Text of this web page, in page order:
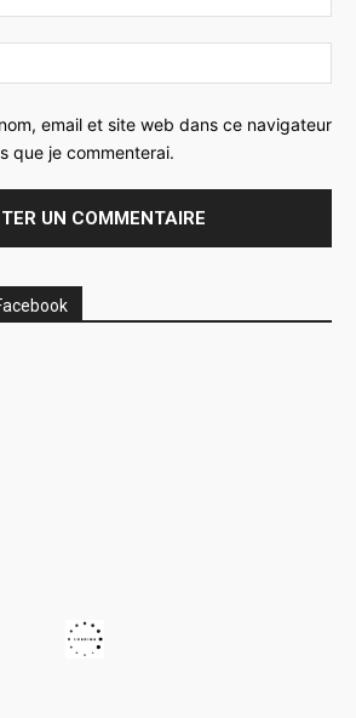
:*
:
email et site web dans ce navigateur
que je commenterai.